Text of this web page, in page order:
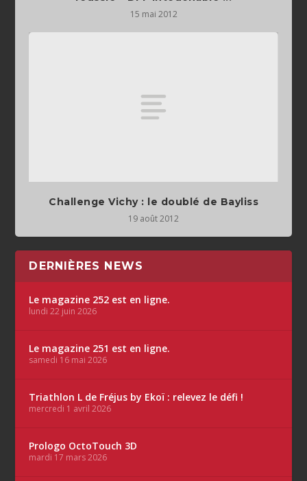
15 mai 2012
Challenge Vichy : le doublé de Bayliss
19 août 2012
DERNIÈRES NEWS
Le magazine 252 est en ligne.
lundi 22 juin 2026
Le magazine 251 est en ligne.
samedi 16 mai 2026
Triathlon L de Fréjus by Ekoï : relevez le défi !
mercredi 1 avril 2026
Prologo OctoTouch 3D
mardi 17 mars 2026